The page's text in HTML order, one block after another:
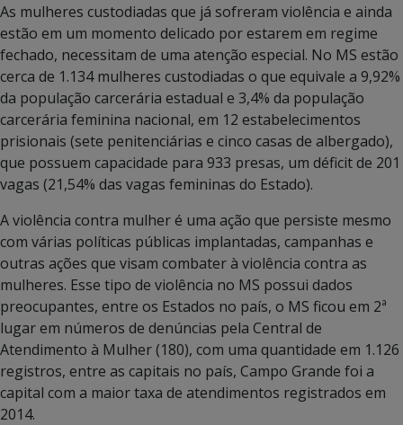
As mulheres custodiadas que já sofreram violência e ainda
estão em um momento delicado por estarem em regime
fechado, necessitam de uma atenção especial. No MS estão
cerca de 1.134 mulheres custodiadas o que equivale a 9,92%
da população carcerária estadual e 3,4% da população
carcerária feminina nacional, em 12 estabelecimentos
prisionais (sete penitenciárias e cinco casas de albergado),
que possuem capacidade para 933 presas, um déficit de 201
vagas (21,54% das vagas femininas do Estado).
A violência contra mulher é uma ação que persiste mesmo
com várias políticas públicas implantadas, campanhas e
outras ações que visam combater à violência contra as
mulheres. Esse tipo de violência no MS possui dados
preocupantes, entre os Estados no país, o MS ficou em 2ª
lugar em números de denúncias pela Central de
Atendimento à Mulher (180), com uma quantidade em 1.126
registros, entre as capitais no país, Campo Grande foi a
capital com a maior taxa de atendimentos registrados em
2014.